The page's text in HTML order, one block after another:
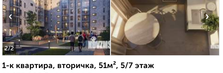
2/2
‹ ›
1-к квартира, вторичка, 51м², 5/7 этаж